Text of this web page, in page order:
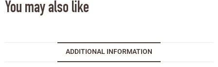
You may also like
ADDITIONAL INFORMATION